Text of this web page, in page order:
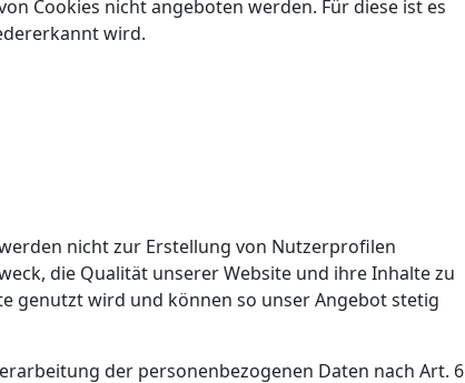
Cookies nicht angeboten werden. Für diese ist es
wird.
nicht zur Erstellung von Nutzerprofilen
die Qualität unserer Website und ihre Inhalte zu
genutzt wird und können so unser Angebot stetig
der personenbezogenen Daten nach Art. 6